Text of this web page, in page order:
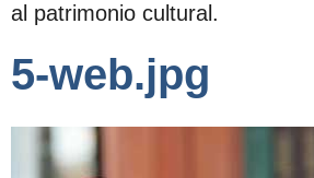
al patrimonio cultural.
5-web.jpg